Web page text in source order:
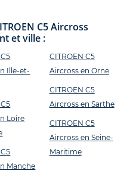
C5 Aircross
et ville :
Ille-et-
Loire
Manche
CITROEN C5
Aircross en Orne
CITROEN C5
Aircross en Sarthe
CITROEN C5
Aircross en Seine-
Maritime